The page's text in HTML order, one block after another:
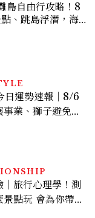
島自由行攻略！8
、跳島浮潛，海濱
日運勢速報｜8/6
事業、獅子避免過
｜旅行心理學！測
點玩 會為你帶來